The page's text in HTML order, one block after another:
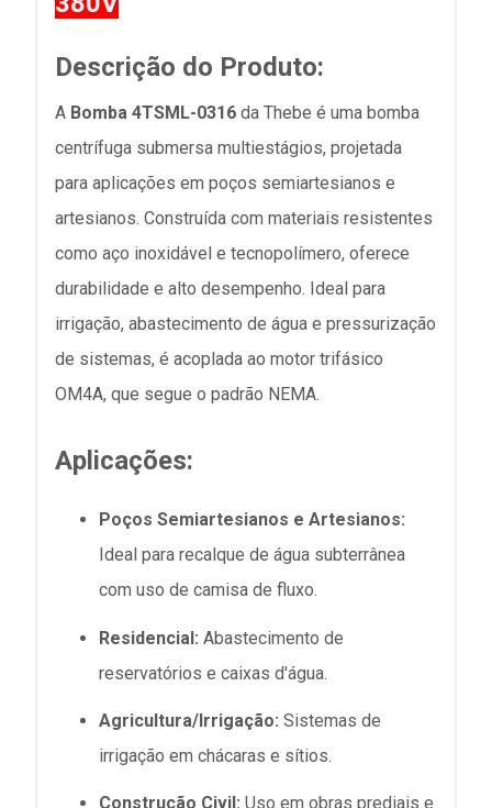
Descrição do Produto:
A Bomba 4TSML-0316 da Thebe é uma bomba
centrífuga submersa multiestágios, projetada
para aplicações em poços semiartesianos e
artesianos. Construída com materiais resistentes
como aço inoxidável e tecnopolímero, oferece
durabilidade e alto desempenho. Ideal para
irrigação, abastecimento de água e pressurização
de sistemas, é acoplada ao motor trifásico
OM4A, que segue o padrão NEMA.
Aplicações:
Poços Semiartesianos e Artesianos:
Ideal para recalque de água subterrânea
com uso de camisa de fluxo.
Residencial: Abastecimento de
reservatórios e caixas d'água.
Agricultura/Irrigação: Sistemas de
irrigação em chácaras e sítios.
Construção Civil: Uso em obras prediais e